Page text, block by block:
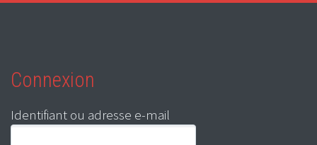
Connexion
Identifiant ou adresse e-mail